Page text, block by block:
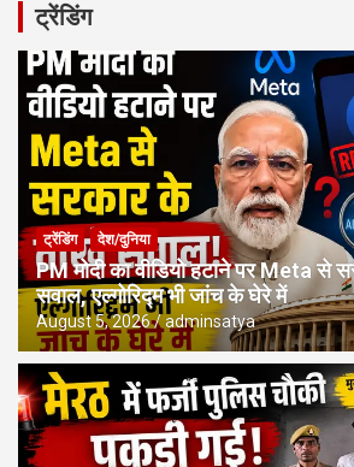
ट्रेंडिंग
ट्रेंडिंग देश/दुनिया
PM मोदी का वीडियो हटाने पर Meta से
सवाल, एल्गोरिद्म भी जांच के घेरे में
August 5, 2026 adminsatya